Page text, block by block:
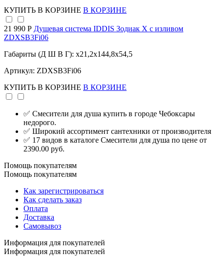
КУПИТЬ В КОРЗИНЕ В КОРЗИНЕ
21 990 Р Душевая система IDDIS Зодиак X с изливом
ZDXSB3Fi06
Габариты (Д Ш В Г): x21,2x144,8x54,5
Артикул: ZDXSB3Fi06
КУПИТЬ В КОРЗИНЕ В КОРЗИНЕ
✅ Смесители для душа купить в городе Чебоксары
недорого.
✅ Широкий ассортимент сантехники от производителя
✅ 17 видов в каталоге Смесители для душа по цене от
2390.00 руб.
Помощь покупателям
Помощь покупателям
Как зарегистрироваться
Как сделать заказ
Оплата
Доставка
Самовывоз
Информация для покупателей
Информация для покупателей